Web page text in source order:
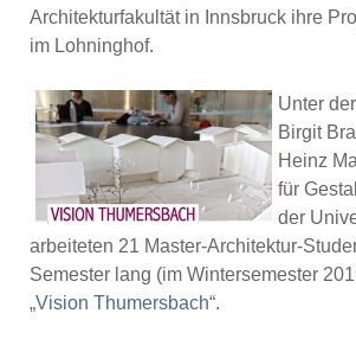
Architekturfakultät in Innsbruck ihre
im Lohninghof.
Unter
Birgit
Heinz
für
der
arbeiteten 21 Master-Architektur-
Semester lang (im Wintersemester
„Vision Thumersbach“.